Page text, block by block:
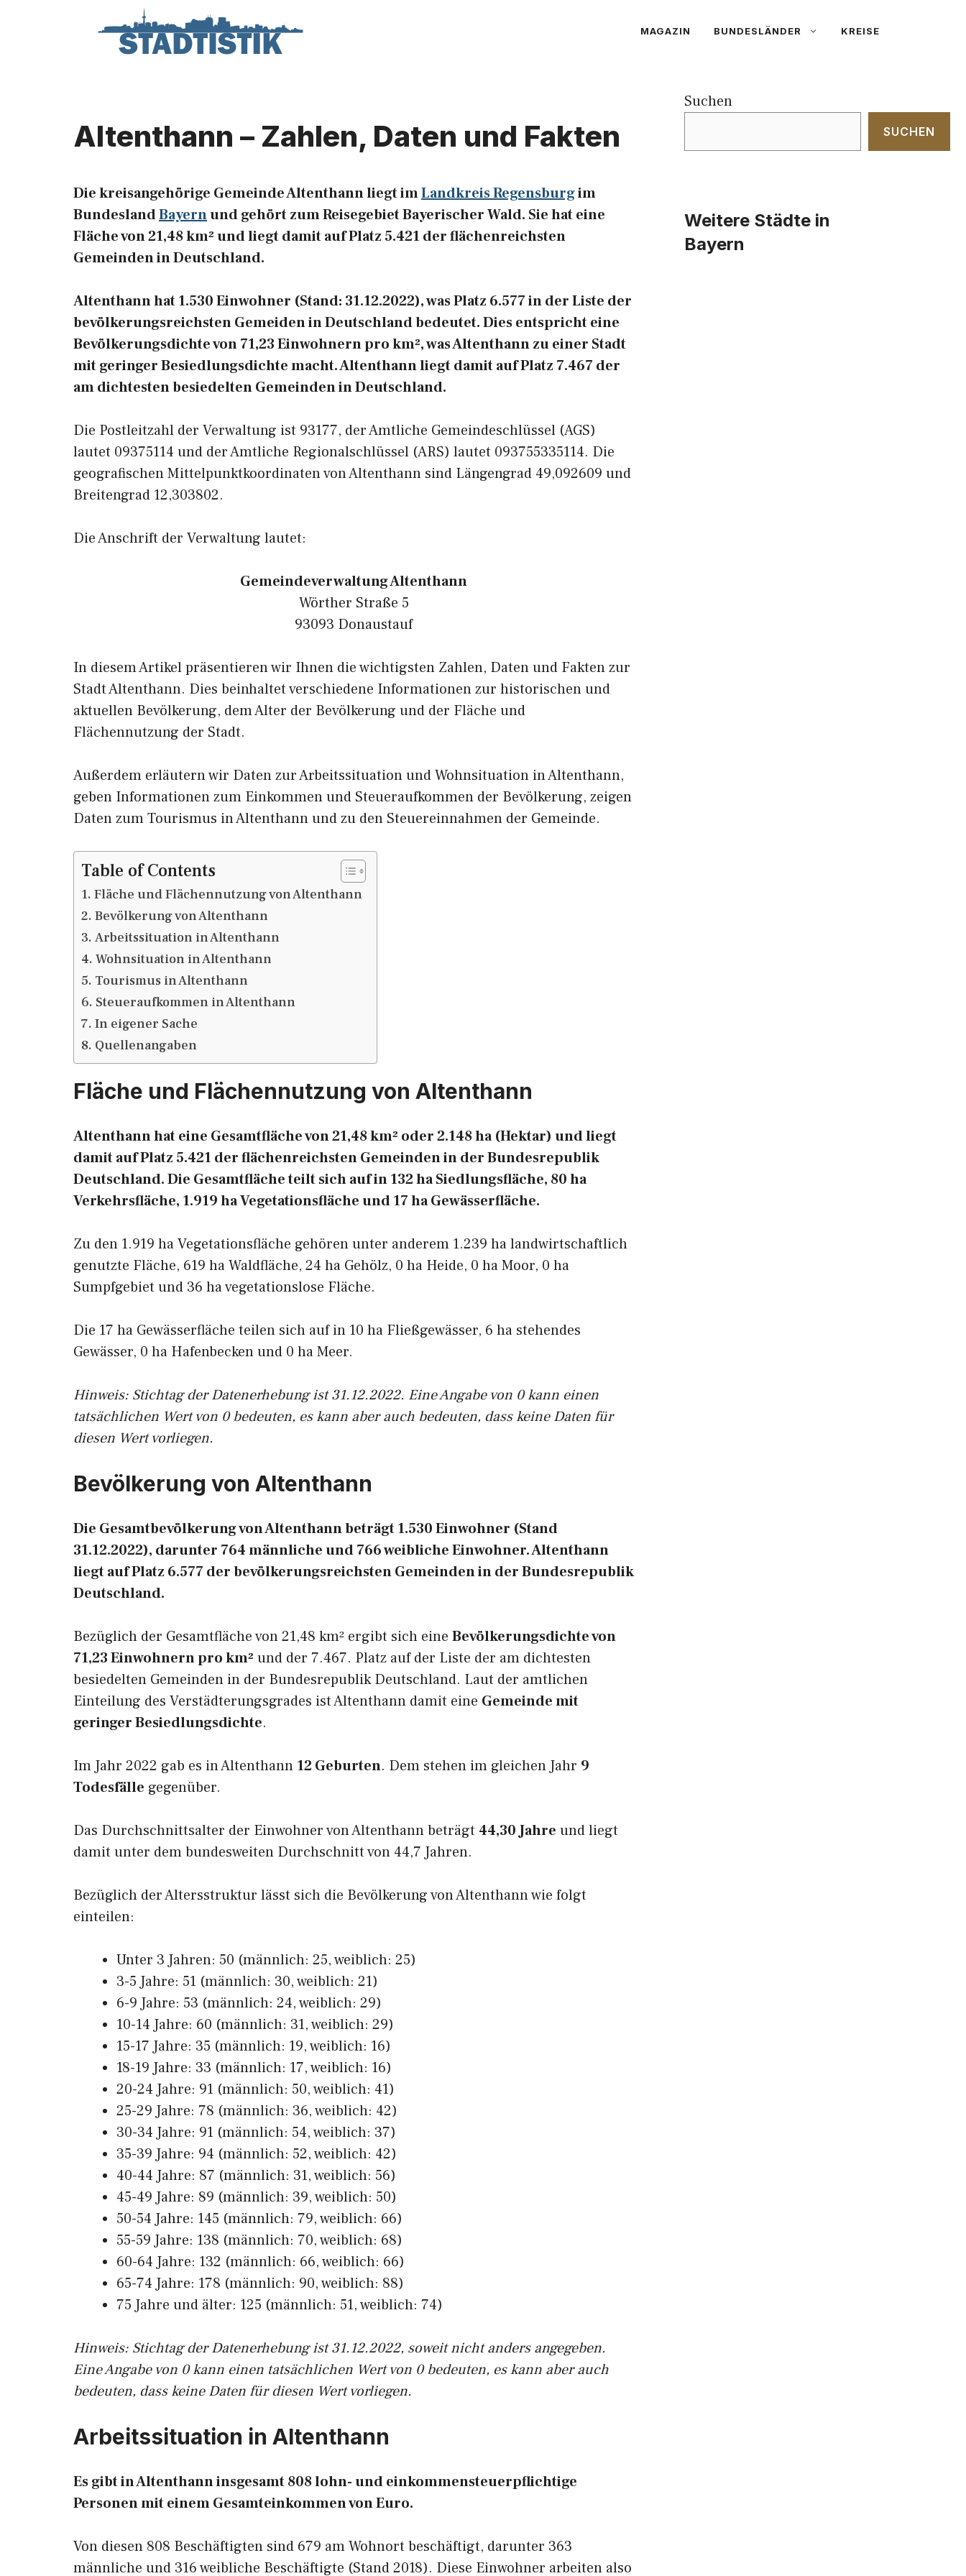
MAGAZIN BUNDESLÄNDER KREISE
Altenthann – Zahlen, Daten und Fakten
Die kreisangehörige Gemeinde Altenthann liegt imLandkreis Regensburgim
BundeslandBayernund gehört zum Reisegebiet Bayerischer Wald. Sie hat eine
Fläche von 21,48 km² und liegt damit auf Platz 5.421 der flächenreichsten
Gemeinden in Deutschland.
Altenthann hat 1.530 Einwohner (Stand: 31.12.2022), was Platz 6.577 in der Liste der
bevölkerungsreichsten Gemeiden in Deutschland bedeutet. Dies entspricht eine
Bevölkerungsdichte von 71,23 Einwohnern pro km², was Altenthann zu einer Stadt
mit geringer Besiedlungsdichte macht. Altenthann liegt damit auf Platz 7.467 der
am dichtesten besiedelten Gemeinden in Deutschland.
Die Postleitzahl der Verwaltung ist 93177, der Amtliche Gemeindeschlüssel (AGS)
lautet 09375114 und der Amtliche Regionalschlüssel (ARS) lautet 093755335114. Die
geografischen Mittelpunktkoordinaten von Altenthann sind Längengrad 49,092609 und
Breitengrad 12,303802.
Die Anschrift der Verwaltung lautet:
Gemeindeverwaltung Altenthann
Wörther Straße 5
93093 Donaustauf
In diesem Artikel präsentieren wir Ihnen die wichtigsten Zahlen, Daten und Fakten zur
Stadt Altenthann. Dies beinhaltet verschiedene Informationen zur historischen und
aktuellen Bevölkerung, dem Alter der Bevölkerung und der Fläche und
Flächennutzung der Stadt.
Außerdem erläutern wir Daten zur Arbeitssituation und Wohnsituation in Altenthann,
geben Informationen zum Einkommen und Steueraufkommen der Bevölkerung, zeigen
Daten zum Tourismus in Altenthann und zu den Steuereinnahmen der Gemeinde.
Table of Contents
Fläche und Flächennutzung von Altenthann
Bevölkerung von Altenthann
Arbeitssituation in Altenthann
Wohnsituation in Altenthann
Tourismus in Altenthann
Steueraufkommen in Altenthann
In eigener Sache
Quellenangaben
Fläche und Flächennutzung von Altenthann
Altenthann hat eine Gesamtfläche von 21,48 km² oder 2.148 ha (Hektar) und liegt
damit auf Platz 5.421 der flächenreichsten Gemeinden in der Bundesrepublik
Deutschland. Die Gesamtfläche teilt sich auf in 132 ha Siedlungsfläche, 80 ha
Verkehrsfläche, 1.919 ha Vegetationsfläche und 17 ha Gewässerfläche.
Zu den 1.919 ha Vegetationsfläche gehören unter anderem 1.239 ha landwirtschaftlich
genutzte Fläche, 619 ha Waldfläche, 24 ha Gehölz, 0 ha Heide, 0 ha Moor, 0 ha
Sumpfgebiet und 36 ha vegetationslose Fläche.
Die 17 ha Gewässerfläche teilen sich auf in 10 ha Fließgewässer, 6 ha stehendes
Gewässer, 0 ha Hafenbecken und 0 ha Meer.
Hinweis: Stichtag der Datenerhebung ist 31.12.2022. Eine Angabe von 0 kann einen
tatsächlichen Wert von 0 bedeuten, es kann aber auch bedeuten, dass keine Daten für
diesen Wert vorliegen.
Bevölkerung von Altenthann
Die Gesamtbevölkerung von Altenthann beträgt 1.530 Einwohner (Stand
31.12.2022), darunter 764 männliche und 766 weibliche Einwohner. Altenthann
liegt auf Platz 6.577 der bevölkerungsreichsten Gemeinden in der Bundesrepublik
Deutschland.
Bezüglich der Gesamtfläche von 21,48 km² ergibt sich eine Bevölkerungsdichte von
71,23 Einwohnern pro km² und der 7.467. Platz auf der Liste der am dichtesten
besiedelten Gemeinden in der Bundesrepublik Deutschland. Laut der amtlichen
Einteilung des Verstädterungsgrades ist Altenthann damit eine Gemeinde mit
geringer Besiedlungsdichte.
Im Jahr 2022 gab es in Altenthann 12 Geburten. Dem stehen im gleichen Jahr 9
Todesfälle gegenüber.
Das Durchschnittsalter der Einwohner von Altenthann beträgt 44,30 Jahre und liegt
damit unter dem bundesweiten Durchschnitt von 44,7 Jahren.
Bezüglich der Altersstruktur lässt sich die Bevölkerung von Altenthann wie folgt
einteilen:
Unter 3 Jahren: 50 (männlich: 25, weiblich: 25)
3-5 Jahre: 51 (männlich: 30, weiblich: 21)
6-9 Jahre: 53 (männlich: 24, weiblich: 29)
10-14 Jahre: 60 (männlich: 31, weiblich: 29)
15-17 Jahre: 35 (männlich: 19, weiblich: 16)
18-19 Jahre: 33 (männlich: 17, weiblich: 16)
20-24 Jahre: 91 (männlich: 50, weiblich: 41)
25-29 Jahre: 78 (männlich: 36, weiblich: 42)
30-34 Jahre: 91 (männlich: 54, weiblich: 37)
35-39 Jahre: 94 (männlich: 52, weiblich: 42)
40-44 Jahre: 87 (männlich: 31, weiblich: 56)
45-49 Jahre: 89 (männlich: 39, weiblich: 50)
50-54 Jahre: 145 (männlich: 79, weiblich: 66)
55-59 Jahre: 138 (männlich: 70, weiblich: 68)
60-64 Jahre: 132 (männlich: 66, weiblich: 66)
65-74 Jahre: 178 (männlich: 90, weiblich: 88)
75 Jahre und älter: 125 (männlich: 51, weiblich: 74)
Hinweis: Stichtag der Datenerhebung ist 31.12.2022, soweit nicht anders angegeben.
Eine Angabe von 0 kann einen tatsächlichen Wert von 0 bedeuten, es kann aber auch
bedeuten, dass keine Daten für diesen Wert vorliegen.
Arbeitssituation in Altenthann
Es gibt in Altenthann insgesamt 808 lohn- und einkommensteuerpflichtige
Personen mit einem Gesamteinkommen von Euro.
Von diesen 808 Beschäftigten sind 679 am Wohnort beschäftigt, darunter 363
männliche und 316 weibliche Beschäftigte (Stand 2018). Diese Einwohner arbeiten also
Suchen
SUCHEN
Weitere Städte in
Bayern